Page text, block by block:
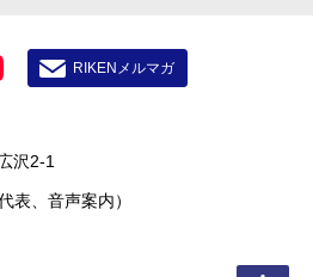
沢2-1
代表、音声案内）
RIKENメルマガ